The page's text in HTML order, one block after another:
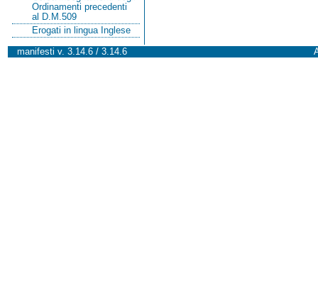
Ordinamenti precedenti
al D.M.509
Erogati in lingua Inglese
manifesti v. 3.14.6 / 3.14.6